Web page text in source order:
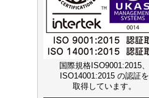
国際規格ISO9001:2015、
ISO14001:2015 の認証を
取得しています。